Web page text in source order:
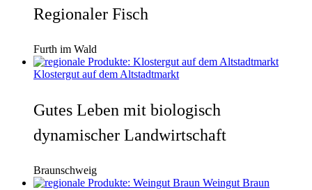
Regionaler Fisch
Furth im Wald
Klostergut auf dem Altstadtmarkt
Gutes Leben mit biologisch
dynamischer Landwirtschaft
Braunschweig
Weingut Braun